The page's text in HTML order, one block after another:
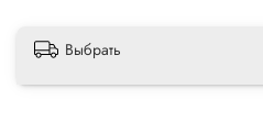
Выбрать